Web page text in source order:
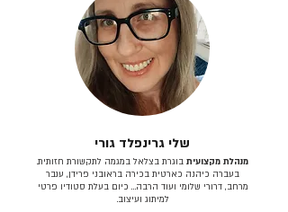
שלי גרינפלד גורי
מנהלת מקצועית בוגרת בצלאל במגמה לתקשורת חזותית.
בעברה כיהנה כארטית בכירה בראובני פרידן, ענבר
מרחב, דרורי שלומי ועוד הרבה… כיום בעלת סטודיו פרטי
למיתוג ועיצוב.